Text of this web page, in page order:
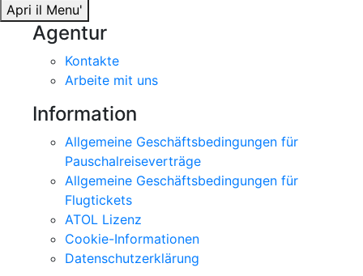
Apri il Menu'
Agentur
Kontakte
Arbeite mit uns
Information
Allgemeine Geschäftsbedingungen für
Pauschalreiseverträge
Allgemeine Geschäftsbedingungen für
Flugtickets
ATOL Lizenz
Cookie-Informationen
Datenschutzerklärung